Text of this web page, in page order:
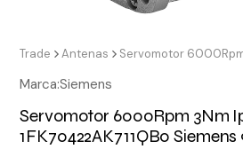
Trade Antenas
Marca:Siemens
Servomotor 6000Rpm 3Nm
1FK70422AK711QB0 Siemens